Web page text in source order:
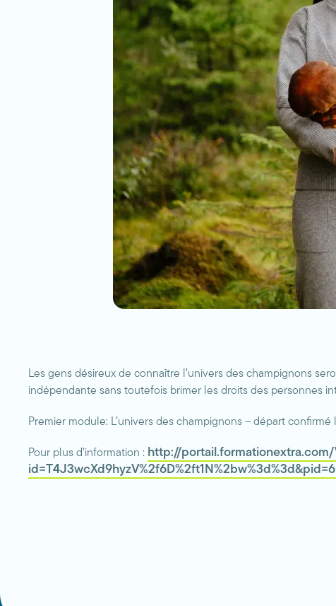
Les gens désireux de connaître l’univers des champignons
indépendante sans toutefois brimer les droits des personnes
Premier module: L’univers des champignons – départ confirmé
Pour plus d’information : http://